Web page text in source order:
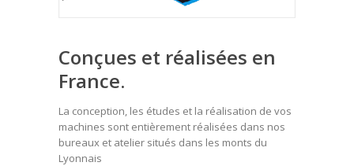
Conçues et réalisées en
France.
La conception, les études et la réalisation de vos
machines sont entièrement réalisées dans nos
bureaux et atelier situés dans les monts du
Lyonnais